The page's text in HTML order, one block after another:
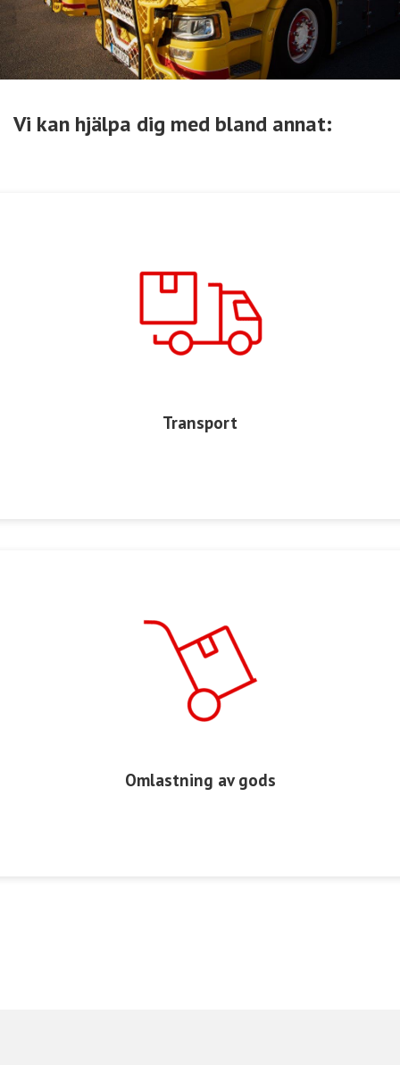
Vi kan hjälpa dig med bland annat:
Transport
Omlastning av gods